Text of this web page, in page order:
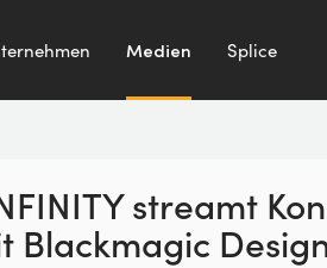
Medien Splice
streamt
Blackmagic